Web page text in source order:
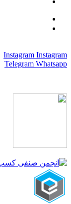
Instagram Instagram
Telegram Whatsapp